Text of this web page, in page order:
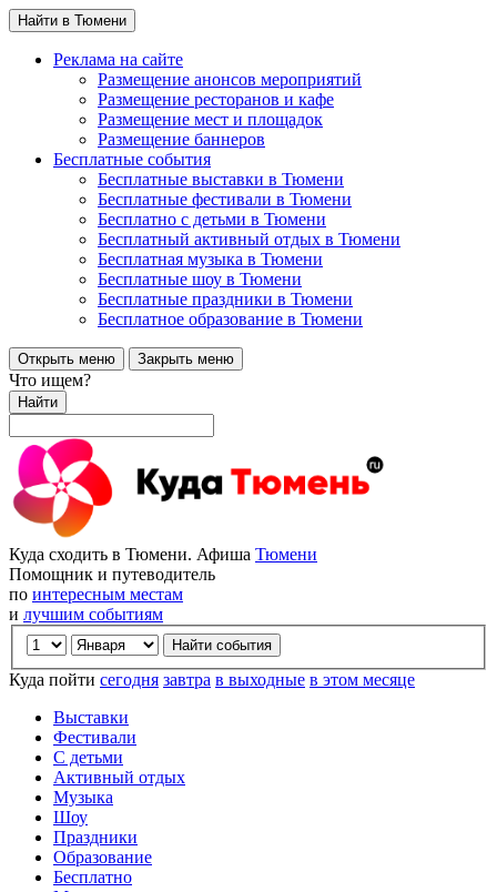
Найти в Тюмени
Реклама на сайте
Размещение анонсов мероприятий
Размещение ресторанов и кафе
Размещение мест и площадок
Размещение баннеров
Бесплатные события
Бесплатные выставки в Тюмени
Бесплатные фестивали в Тюмени
Бесплатно с детьми в Тюмени
Бесплатный активный отдых в Тюмени
Бесплатная музыка в Тюмени
Бесплатные шоу в Тюмени
Бесплатные праздники в Тюмени
Бесплатное образование в Тюмени
Открыть меню Закрыть меню
Что ищем?
Найти
Куда сходить в Тюмени. Афиша Тюмени
Помощник и путеводитель
по интересным местам
и лучшим событиям
Куда пойти сегодня завтра в выходные в этом месяце
Выставки
Фестивали
С детьми
Активный отдых
Музыка
Шоу
Праздники
Образование
Бесплатно